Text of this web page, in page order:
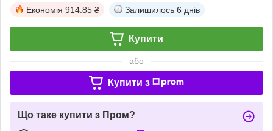
Економія 914.85 ₴ Залишилось 6 днів
Купити
або
Купити з
Що таке купити з Пром?